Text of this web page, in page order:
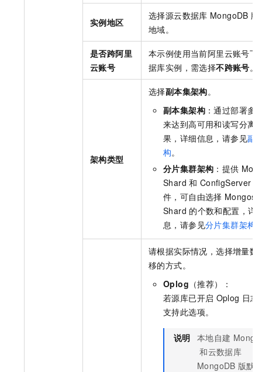
实例地区
选择源云数据库 MongoDB 版
地域。
是否跨阿里
云账号
本示例使用当前阿里云账号下
据库实例，需选择不跨账号。
架构类型
选择副本集架构。
副本集架构 ：通过部署多
来达到高可用和读写分离
果，详细信息，请参见副
构。
分片集群架构 ：提供
Shard 和 ConfigServer
件，可自由选择 Mongos
Shard 的个数和配置，详
息，请参见分片集群架构
请根据实际情况，选择增量数
移的方式。
Oplog （推荐）：
若源库已开启 Oplog 日志
支持此选项。
说明 本地自建
和云数据库
MongoDB 版默